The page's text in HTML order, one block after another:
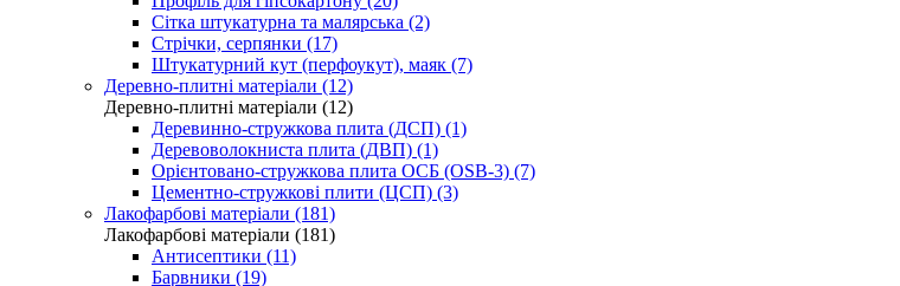
Сітка штукатурна та малярська (2)
Стрічки, серпянки (17)
Штукатурний кут (перфоукут), маяк (7)
Деревно-плитні матеріали (12)
Деревно-плитні матеріали (12)
Деревинно-стружкова плита (ДСП) (1)
Деревоволокниста плита (ДВП) (1)
Орієнтовано-стружкова плита ОСБ (OSB-3) (7)
Цементно-стружкові плити (ЦСП) (3)
Лакофарбові матеріали (181)
Лакофарбові матеріали (181)
Антисептики (11)
Барвники (19)